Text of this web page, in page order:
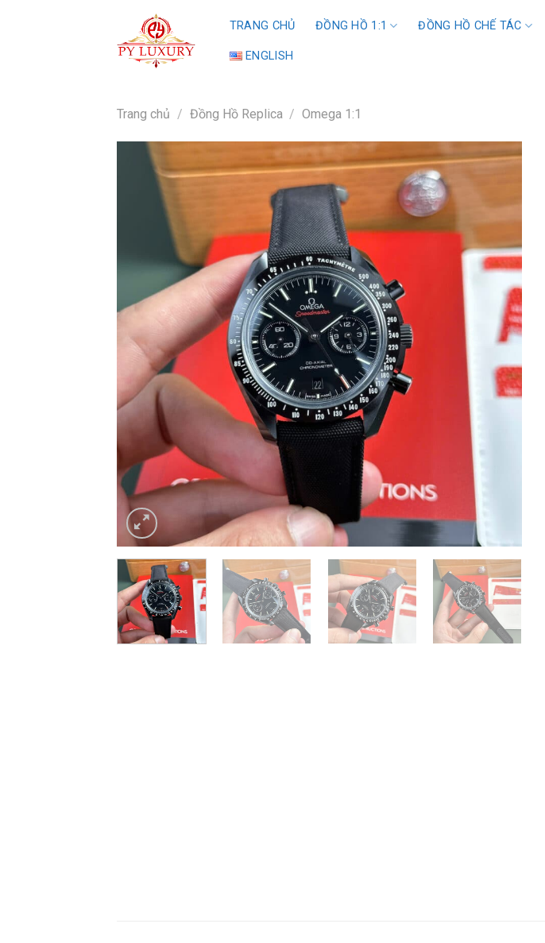
TRANG CHỦ ĐỒNG HỒ 1:1 ĐỒNG HỒ CHẾ TÁC
ENGLISH
Trang chủ / Đồng Hồ Replica / Omega 1:1